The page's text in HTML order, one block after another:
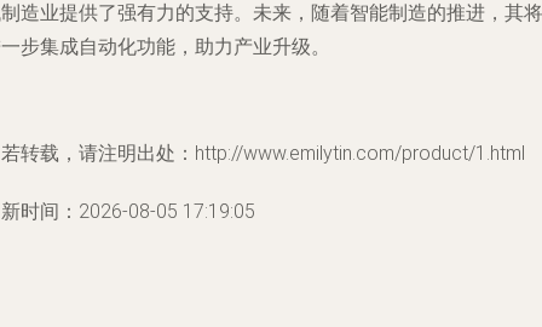
造业提供了强有力的支持。未来，随着智能制造的推进，其将
步集成自动化功能，助力产业升级。
转载，请注明出处：http://www.emilytin.com/product/1.html
时间：2026-08-05 17:19:05